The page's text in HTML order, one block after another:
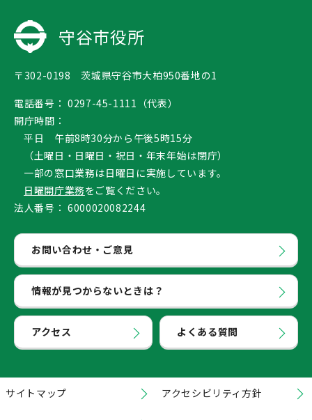
守谷市役所
〒302-0198 茨城県守谷市大柏950番地の1
電話番号： 0297-45-1111（代表）
開庁時間：
平日 午前8時30分から午後5時15分
（土曜日・日曜日・祝日・年末年始は閉庁）
一部の窓口業務は日曜日に実施しています。
日曜開庁業務をご覧ください。
法人番号： 6000020082244
お問い合わせ・ご意見
情報が見つからないときは？
アクセス よくある質問
サイトマップ アクセシビリティ方針